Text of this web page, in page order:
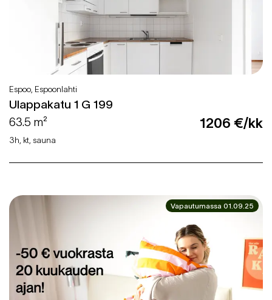
Espoo, Espoonlahti
Ulappakatu 1 G 199
63.5 m²
1206 €/kk
3h, kt, sauna
Vapautumassa 01.09.25